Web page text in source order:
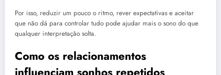
Por isso, reduzir um pouco o ritmo, rever expectativas e aceitar
que não dá para controlar tudo pode ajudar mais o sono do que
qualquer interpretação solta.
Como os relacionamentos